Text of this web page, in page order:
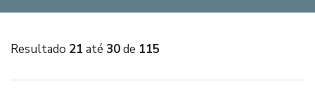
Resultado 21 até 30de 115